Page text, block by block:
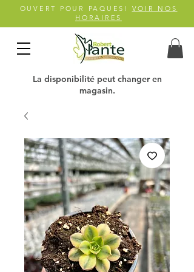
OUVERT POUR PAQUES! VOIR NOS
HORAIRES
La disponibilité peut changer en
magasin.